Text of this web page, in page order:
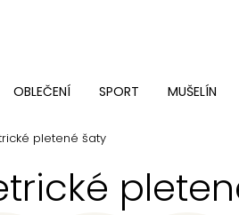
OBLEČENÍ SPORT MUŠELÍN
pletené šaty